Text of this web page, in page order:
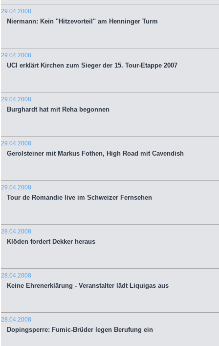
29.04.2008
Niermann: Kein "Hitzevorteil" am Henninger Turm
29.04.2008
UCI erklärt Kirchen zum Sieger der 15. Tour-Etappe 2007
29.04.2008
Burghardt hat mit Reha begonnen
29.04.2008
Gerolsteiner mit Markus Fothen, High Road mit Cavendish
29.04.2008
Tour de Romandie live im Schweizer Fernsehen
28.04.2008
Klöden fordert Dekker heraus
28.04.2008
Keine Ehrenerklärung - Veranstalter lädt Liquigas aus
28.04.2008
Dopingsperre: Fumic-Brüder legen Berufung ein